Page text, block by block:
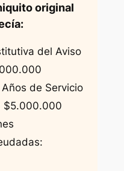
original
del Aviso
de Servicio
$5.000.000